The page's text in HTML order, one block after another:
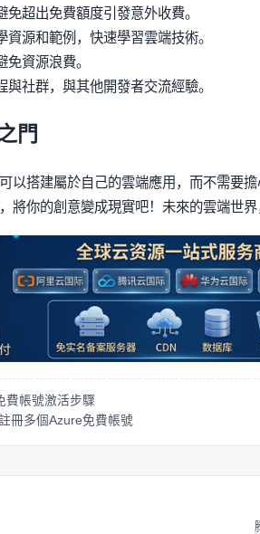
超出免費額度引發意外收費。
源和範例，快速學習雲端技術。
資源浪費。
社群，與其他開發者交流經驗。
門
以搭建屬於自己的雲端應用，而不需要
將你的創意變成現實吧！未來的雲端世界
費帳號激活步驟
冊多個Azure免費帳號